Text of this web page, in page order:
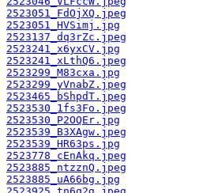
2523051_FdOjXQ.jpeg
2523051_HVSimj.jpg
2523137_dq3rZc.jpeg
2523241_x6yxCV.jpg
2523241_xLthQ6.jpeg
2523299_M83cxa.jpg
2523299_yVnabZ.jpeg
2523465_bShpdT.jpeg
2523530_1fs3Fo.jpeg
2523530_P2OQEr.jpg
2523539_B3XAgw.jpeg
2523539_HR63ps.jpg
2523778_cEnAkq.jpeg
2523885_ntzznQ.jpeg
2523885_uA66bg.jpg